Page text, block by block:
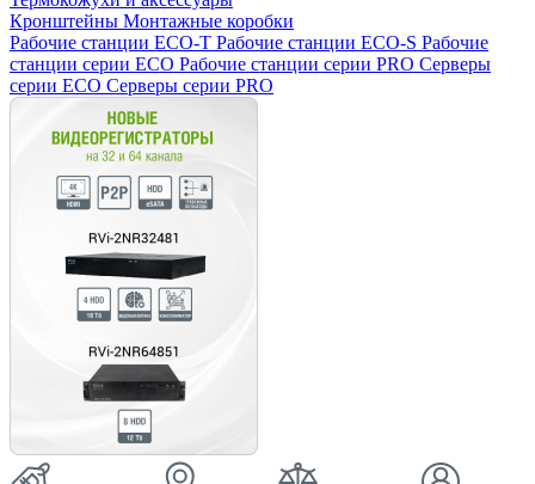
Кронштейны Монтажные коробки
Рабочие станции ECO-T Рабочие станции ECO-S Рабочие
станции серии ECO Рабочие станции серии PRO Серверы
серии ECO Серверы серии PRO